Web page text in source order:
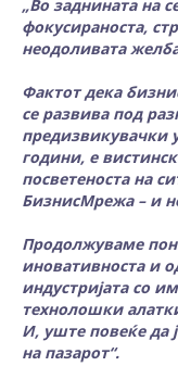
„Во заднината на
фокусираноста,
неодоливата
Фактот дека
се развива под
предизвикувачки
години, е
посветеноста на
БизнисМрежа – и
Продолжуваме
иновативноста и
индустријата со
технолошки
И, уште повеќе да
на пазарот“.